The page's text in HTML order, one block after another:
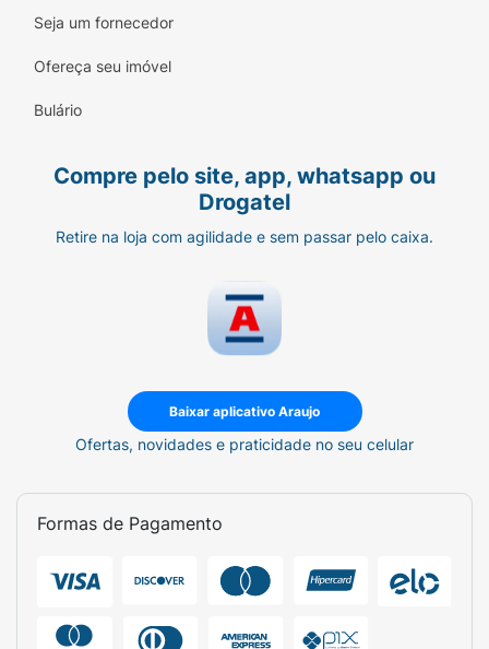
Seja um fornecedor
Ofereça seu imóvel
Bulário
Compre pelo site, app, whatsapp ou
Drogatel
Retire na loja com agilidade e sem passar pelo caixa.
Baixar aplicativo Araujo
Ofertas, novidades e praticidade no seu celular
Formas de Pagamento